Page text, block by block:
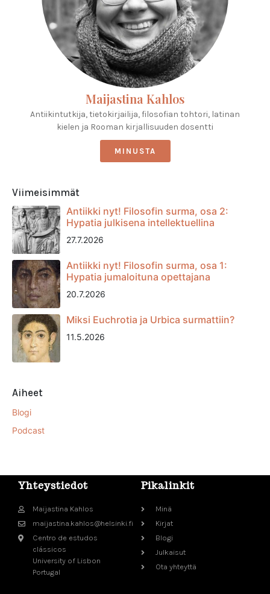
Maijastina Kahlos
Antiikintutkija, tietokirjailija, filosofian tohtori, latinan
kielen ja Rooman kirjallisuuden dosentti
MINUSTA
Viimeisimmät
Antiikki nyt! Filosofin surma, osa 2:
Hypatia julkisena intellektuellina
27.7.2026
Antiikki nyt! Filosofin surma, osa 1:
Hypatia jumaloituna opettajana
20.7.2026
Miksi Euchrotia ja Urbica surmattiin?
11.5.2026
Aiheet
Blogi
Podcast
Yhteystiedot
Maijastina Kahlos
maijastina.kahlos@helsinki.fi
Centro de estudos
clássicos
University of Lisbon
Portugal
Pikalinkit
Minä
Kirjat
Blogi
Julkaisut
Ota yhteyttä